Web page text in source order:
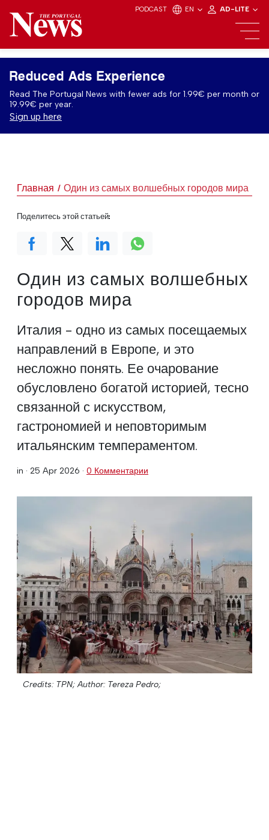
PODCAST EN AD-LITE
Reduced Ads Experience
Read The Portugal News with fewer ads for 1.99€ per month or
19.99€ per year.
Sign up here
Главная Один из самых волшебных городов мира
Один из самых волшебных
городов мира
Италия - одно из самых посещаемых
направлений в Европе, и это
несложно понять. Ее очарование
обусловлено богатой историей, тесно
связанной с искусством,
гастрономией и неповторимым
итальянским темпераментом.
in · 25 Apr 2026 · 0 Комментарии
Credits: TPN; Author: Tereza Pedro;
Поделитесь этой статьей: